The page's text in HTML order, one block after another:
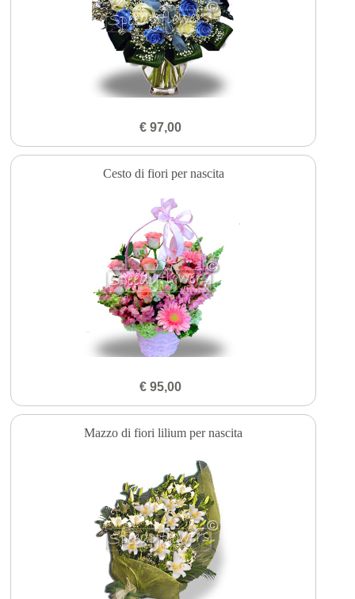
€ 97,00
Cesto di fiori per nascita
€ 95,00
Mazzo di fiori lilium per nascita